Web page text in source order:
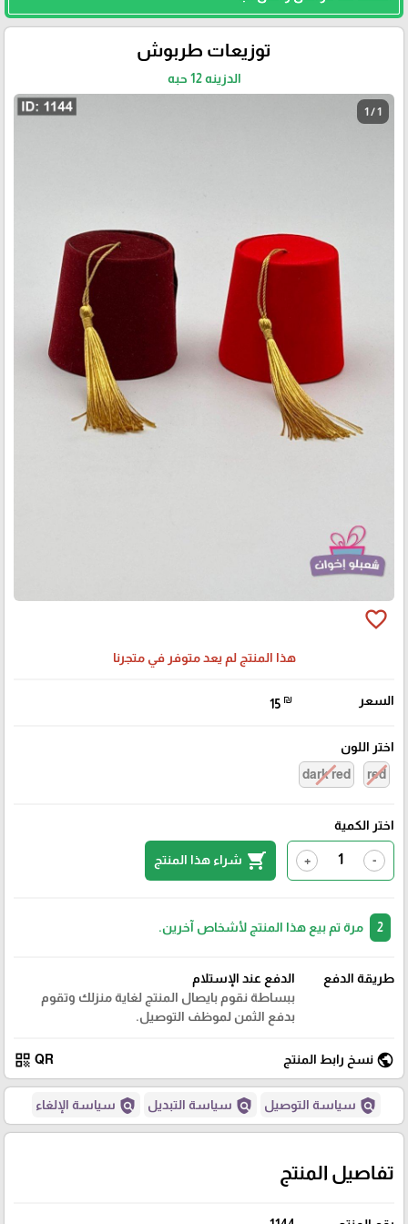
توزيعات طربوش
الدزينه 12 حبه
1 / 1
favorite_border
هذا المنتج لم يعد متوفر في متجرنا
السعر 15 ₪
اختر اللون
red
dark red
اختر الكمية
-
+
shopping_cart شراء هذا المنتج
مرة تم بيع هذا المنتج لأشخاص آخرين.
طريقة الدفع
الدفع عند الإستلام
ببساطة نقوم بايصال المنتج لغاية منزلك وتقوم
بدفع الثمن لموظف التوصيل.
public نسخ رابط المنتج QR
qr_code
policy سياسة التوصيل policy سياسة التبديل policy سياسة الإلغاء
تفاصيل المنتج